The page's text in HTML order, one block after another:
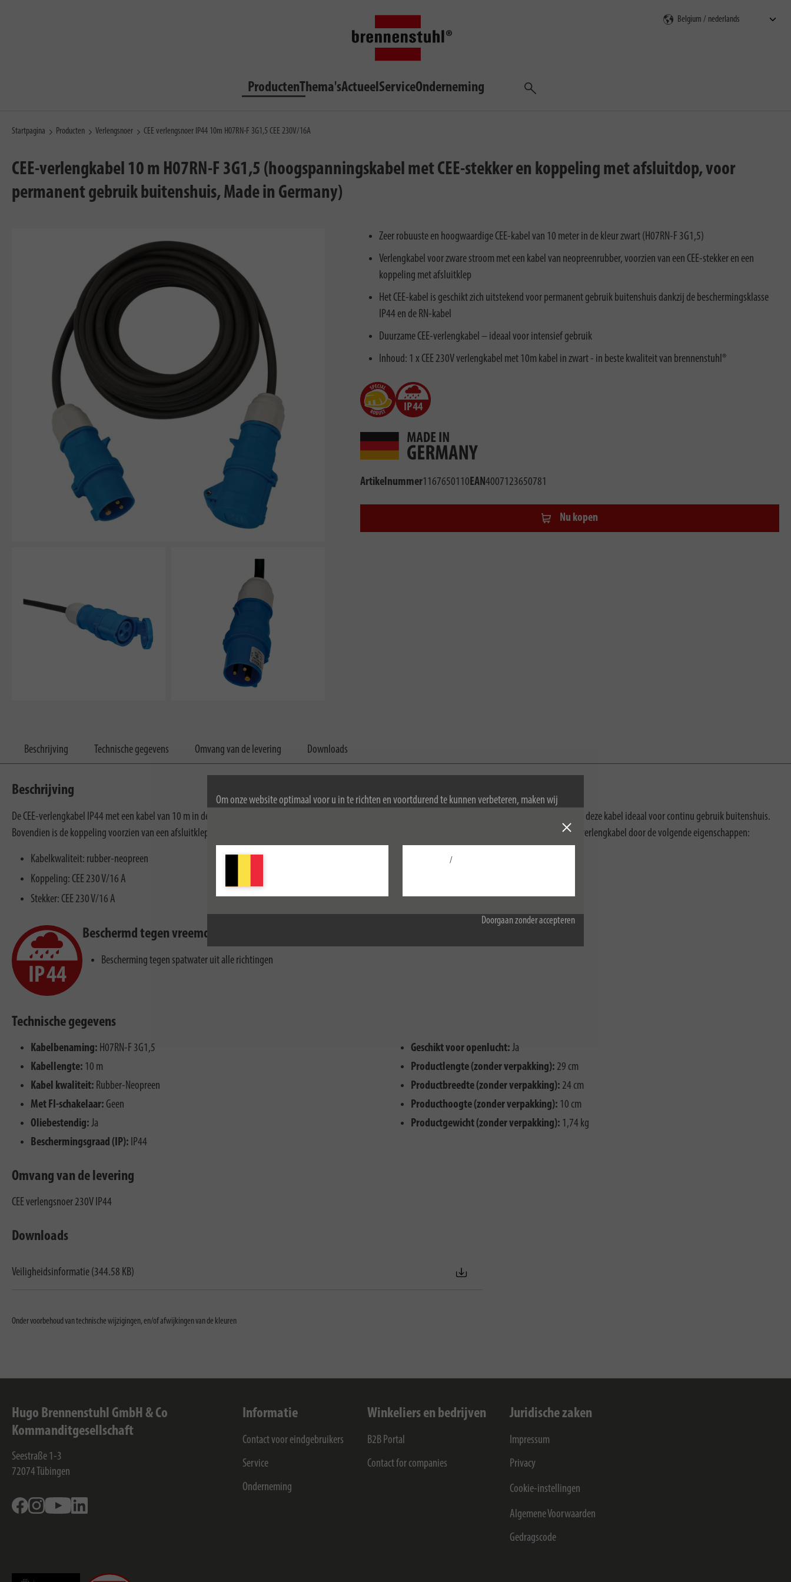
Om onze website optimaal voor u in te richten en voortdurend te kunnen verbeteren, maken wij
Doorgaan zonder accepteren
/
ProductenThema'sActueelServiceOnderneming
Zoeken
Startpagina Producten Verlengsnoer CEE verlengsnoer IP44 10m H07RN-F 3G1,5 CEE 230V/16A
CEE-verlengkabel 10 m H07RN-F 3G1,5 (hoogspanningskabel met CEE-stekker en koppeling met afsluitdop, voor
permanent gebruik buitenshuis, Made in Germany)
Zeer robuuste en hoogwaardige CEE-kabel van 10 meter in de kleur zwart (H07RN-F 3G1,5)
Verlengkabel voor zware stroom met een kabel van neopreenrubber, voorzien van een CEE-stekker en een
koppeling met afsluitklep
Het CEE-kabel is geschikt zich uitstekend voor permanent gebruik buitenshuis dankzij de beschermingsklasse
IP44 en de RN-kabel
Duurzame CEE-verlengkabel – ideaal voor intensief gebruik
Inhoud: 1 x CEE 230V verlengkabel met 10m kabel in zwart - in beste kwaliteit van brennenstuhl®
Artikelnummer1167650110EAN4007123650781
Nu kopen
Beschrijving Technische gegevens Omvang van de levering Downloads
Beschrijving
De CEE-verlengkabel IP44 met een kabel van 10 m in de kleur zwart valt op door zijn kwaliteit en veiligheid op alle vlakken. Dankzij de speciale rubberen kabel is deze kabel ideaal voor continu gebruik buitenshuis.
Bovendien is de koppeling voorzien van een afsluitklepje en daarmee beschermd tegen vreemde voorwerpen en opspattend water. Daarnaast overtuigt de CEE-verlengkabel door de volgende eigenschappen:
Kabelkwaliteit: rubber-neopreen
Koppeling: CEE 230 V/16 A
Stekker: CEE 230 V/16 A
Beschermd tegen vreemde voorwerpen en spatwater
Bescherming tegen spatwater uit alle richtingen
Technische gegevens
Kabelbenaming: H07RN-F 3G1,5
Kabellengte: 10 m
Kabel kwaliteit: Rubber-Neopreen
Met FI-schakelaar: Geen
Oliebestendig: Ja
Beschermingsgraad (IP): IP44
Geschikt voor openlucht: Ja
Productlengte (zonder verpakking): 29 cm
Productbreedte (zonder verpakking): 24 cm
Producthoogte (zonder verpakking): 10 cm
Productgewicht (zonder verpakking): 1,74 kg
Omvang van de levering
CEE verlengsnoer 230V IP44
Downloads
Veiligheidsinformatie (344.58 KB)
Onder voorbehoud van technische wijzigingen, en/of afwijkingen van de kleuren
Hugo Brennenstuhl GmbH & Co
Kommanditgesellschaft
Seestraße 1-3
72074 Tübingen
FacebookInstagramYoutube
Informatie
Contact voor eindgebruikers
Service
Onderneming
Winkeliers en bedrijven
B2B Portal
Contact for companies
Juridische zaken
Impressum
Privacy
Cookie-instellingen
Algemene Voorwaarden
Gedragscode